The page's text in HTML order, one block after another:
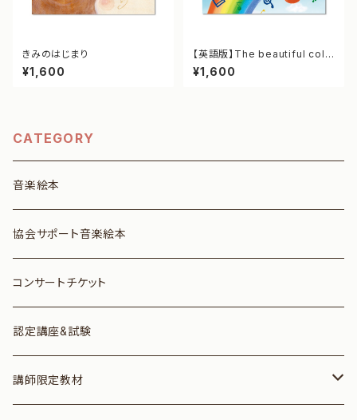
きみのはじまり
¥1,600
【英語版】The beautiful colo
rs of the rainbow
¥1,600
CATEGORY
音楽絵本
協会サポート音楽絵本
コンサートチケット
認定講座&試験
講師限定教材